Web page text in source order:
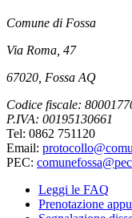
Comune di Fossa
Via Roma, 47
67020, Fossa AQ
Codice fiscale:
P.IVA: 00195130661
Tel: 0862 751120
Email:
PEC:
Leggi le FAQ
Prenotazione